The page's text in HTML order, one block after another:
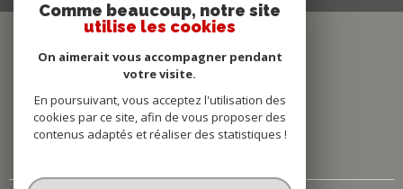
Comme beaucoup, notre site
utilise les cookies
On aimerait vous accompagner pendant
votre visite.
En poursuivant, vous acceptez l'utilisation des
cookies par ce site, afin de vous proposer des
contenus adaptés et réaliser des statistiques !